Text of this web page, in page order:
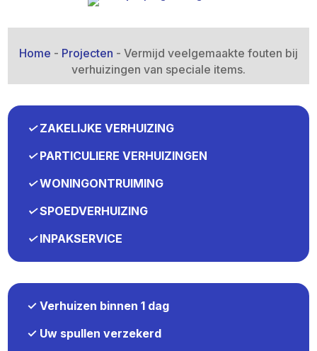
Home - Projecten - Vermijd veelgemaakte fouten bij
verhuizingen van speciale items.​
✓ZAKELIJKE VERHUIZING
✓PARTICULIERE VERHUIZINGEN
✓WONINGONTRUIMING
✓SPOEDVERHUIZING
✓INPAKSERVICE
✓ Verhuizen binnen 1 dag
✓ Uw spullen verzekerd